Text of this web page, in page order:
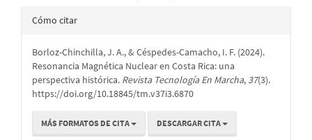
Detalles
artículo
Cómo citar
Borloz-Chinchilla, J. A., & Céspedes-Camacho, I. F. (2024).
Resonancia Magnética Nuclear en Costa Rica: una
perspectiva histórica. Revista Tecnología En Marcha, 37(3).
https://doi.org/10.18845/tm.v37i3.6870
MÁS FORMATOS DE CITA DESCARGAR CITA